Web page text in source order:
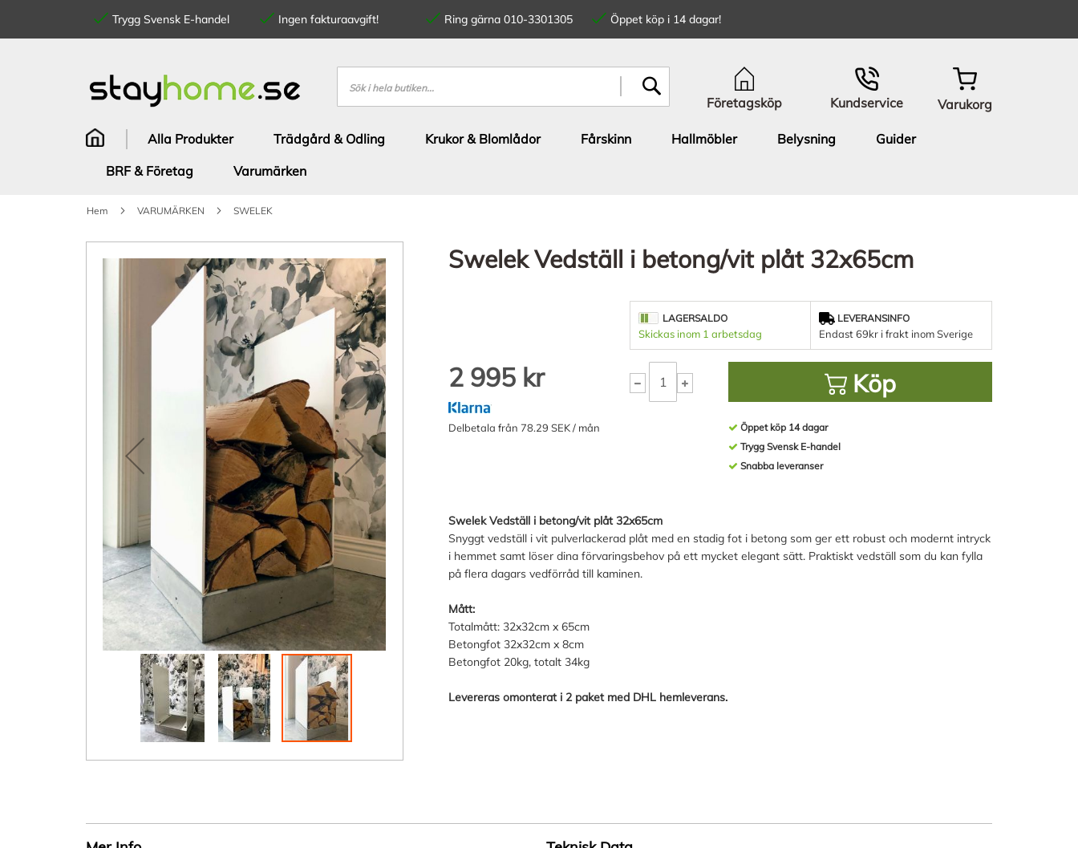
Trygg Svensk E-handel Ingen fakturaavgift! Ring gärna 010-3301305
Öppet köp i 14 dagar!
innehållet
Sök
Företagsköp Kundservice Varukorg
Alla Produkter Trädgård & Odling Krukor & Blomlådor Fårskinn Hallmöbler Belysning
Guider
BRF & Företag
Varumärken
Hem VARUMÄRKEN SWELEK
Swelek Vedställ i betong/vit plåt 32x65cm
2 995 kr
Delbetala från 78.29 SEK / mån
LAGERSALDO
Skickas inom 1 arbetsdag
LEVERANSINFO
Endast 69kr i frakt inom Sverige
Köp
Öppet köp 14 dagar
Trygg Svensk E-handel
Snabba leveranser
Swelek Vedställ i betong/vit plåt 32x65cm
Snyggt vedställ i vit pulverlackerad plåt med en stadig fot i betong som ger ett robust och modernt intryck
i hemmet samt löser dina förvaringsbehov på ett mycket elegant sätt. Praktiskt vedställ som du kan fylla
på flera dagars vedförråd till kaminen.
Mått:
Totalmått: 32x32cm x 65cm
Betongfot 32x32cm x 8cm
Betongfot 20kg, totalt 34kg
Levereras omonterat i 2 paket med DHL hemleverans.